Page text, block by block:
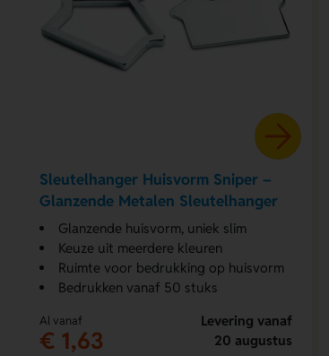
Sleutelhanger Huisvorm Sniper –
Glanzende Metalen Sleutelhanger
Glanzende huisvorm, uniek slim
Keuze uit meerdere kleuren
Ruimte voor bedrukking op huisvorm
Bedrukken vanaf 50 stuks
Al vanaf
€ 1,63
Levering vanaf
20 augustus